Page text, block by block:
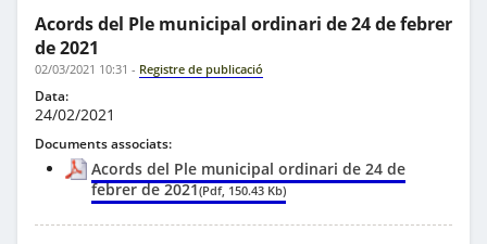
Acords del Ple municipal ordinari de 24 de febrer
de 2021
02/03/2021 10:31 - Registre de publicació
Data:
24/02/2021
Documents associats:
Acords del Ple municipal ordinari de 24 de
febrer de 2021(Pdf, 150.43 Kb)